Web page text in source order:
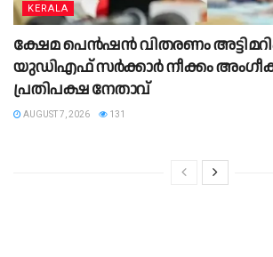
KERALA
ക്ഷേമ പെന്‍ഷന്‍ വിതരണം
യുഡിഎഫ് സര്‍ക്കാര്‍ നീക്കം
പ്രതിപക്ഷ നേതാവ്
AUGUST 7, 2026 131